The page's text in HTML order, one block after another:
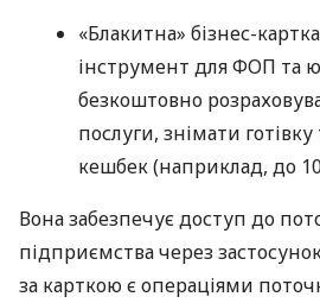
«Блакитна» бізнес-
інструмент для ФОП та
безкоштовно
послуги, знімати
кешбек (наприклад, до
Вона забезпечує доступ до
підприємства через
за карткою є операціями